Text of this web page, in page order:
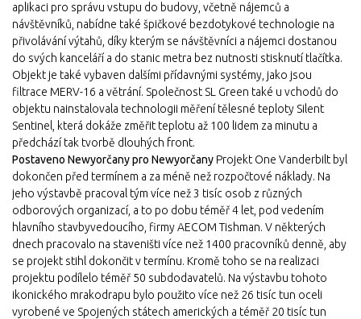
aplikaci pro správu vstupu do budovy, včetně nájemců a
návštěvníků, nabídne také špičkové bezdotykové technologie na
přivolávání výtahů, díky kterým se návštěvníci a nájemci dostanou
do svých kanceláří a do stanic metra bez nutnosti stisknutí tlačítka.
Objekt je také vybaven dalšími přídavnými systémy, jako jsou
filtrace MERV-16 a větrání. Společnost SL Green také u vchodů do
objektu nainstalovala technologii měření tělesné teploty Silent
Sentinel, která dokáže změřit teplotu až 100 lidem za minutu a
předchází tak tvorbě dlouhých front.
Postaveno Newyorčany pro Newyorčany Projekt One Vanderbilt byl
dokončen před termínem a za méně než rozpočtové náklady. Na
jeho výstavbě pracoval tým více než 3 tisíc osob z různých
odborových organizací, a to po dobu téměř 4 let, pod vedením
hlavního stavbyvedoucího, firmy AECOM Tishman. V některých
dnech pracovalo na staveništi více než 1400 pracovníků denně, aby
se projekt stihl dokončit v termínu. Kromě toho se na realizaci
projektu podílelo téměř 50 subdodavatelů. Na výstavbu tohoto
ikonického mrakodrapu bylo použito více než 26 tisíc tun oceli
vyrobené ve Spojených státech amerických a téměř 20 tisíc tun